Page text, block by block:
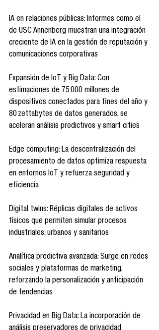
IA en relaciones públicas: Informes como el
de USC Annenberg muestran una integración
creciente de IA en la gestión de reputación y
comunicaciones corporativas
Expansión de IoT y Big Data: Con
estimaciones de 75 000 millones de
dispositivos conectados para fines del año y
80 zettabytes de datos generados, se
aceleran análisis predictivos y smart cities
Edge computing: La descentralización del
procesamiento de datos optimiza respuesta
en entornos IoT y refuerza seguridad y
eficiencia
Digital twins: Réplicas digitales de activos
físicos que permiten simular procesos
industriales, urbanos y sanitarios
Analítica predictiva avanzada: Surge en redes
sociales y plataformas de marketing,
reforzando la personalización y anticipación
de tendencias
Privacidad en Big Data: La incorporación de